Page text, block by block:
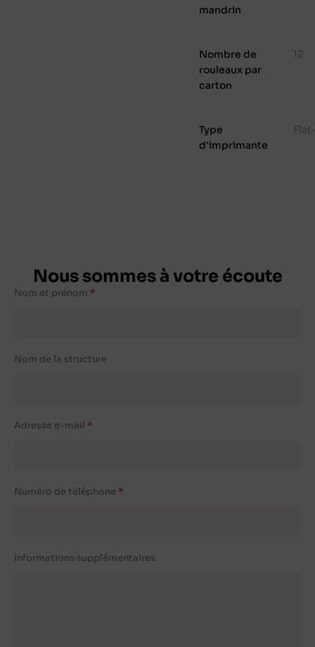
mandrin
Nombre de
rouleaux par
carton
12
Type
d'imprimante
Nous sommes à votre écoute
Nom et prénom
Nom de la structure
Adresse e-mail
Numéro de téléphone
Informations supplémentaires